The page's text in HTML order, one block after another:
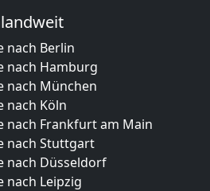
nach Berlin
nach Hamburg
nach München
nach Köln
nach Frankfurt am Main
nach Stuttgart
nach Düsseldorf
nach Leipzig